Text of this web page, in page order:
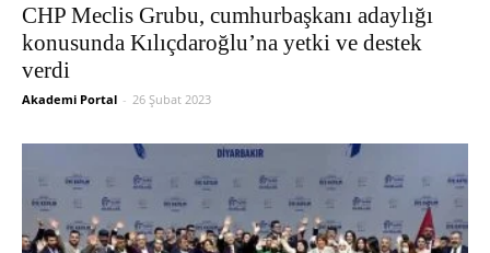
CHP Meclis Grubu, cumhurbaşkanı adaylığı
konusunda Kılıçdaroğlu’na yetki ve destek
verdi
Akademi Portal - 26 Şubat 2023